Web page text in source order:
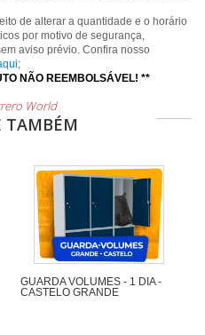
de alterar a quantidade e o horário
por motivo de segurança,
aviso prévio. Confira nosso
;
NÃO REEMBOLSÁVEL! **
World
TAMBÉM
GUARDA VOLUMES - 1 DIA -
CASTELO GRANDE